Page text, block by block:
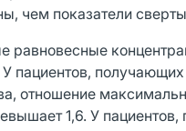
чем показатели
равновесные
пациентов,
отношение
1,6. У